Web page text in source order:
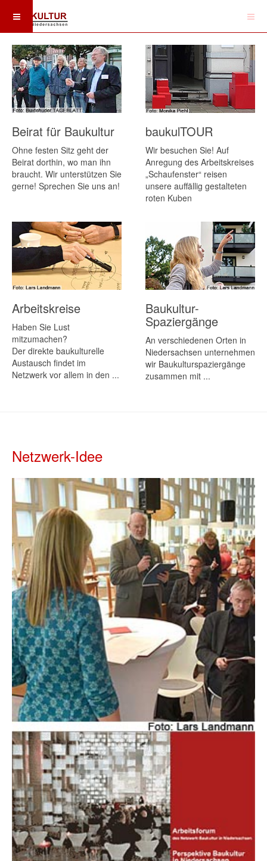
Beirat für Baukultur
Ohne festen Sitz geht der
Beirat dorthin, wo man ihn
braucht. Wir unterstützen Sie
gerne! Sprechen Sie uns an!
baukulTOUR
Wir besuchen Sie! Auf
Anregung des Arbeitskreises
„Schaufenster“ reisen
unsere auffällig gestalteten
roten Kuben
Arbeitskreise
Haben Sie Lust
mitzumachen?
Der direkte baukulturelle
Austausch findet im
Netzwerk vor allem in den ...
Baukultur-
Spaziergänge
An verschiedenen Orten in
Niedersachsen unternehmen
wir Baukulturspaziergänge
zusammen mit ...
Netzwerk-Idee